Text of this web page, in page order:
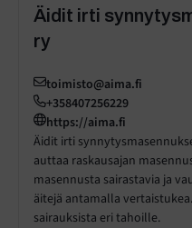
Äidit irti
ry
toimisto@aima.fi
+358407256229
https://aima.fi
Äidit irti
auttaa raskausajan
masennusta sairastavia ja
äitejä antamalla
sairauksista eri tahoille.